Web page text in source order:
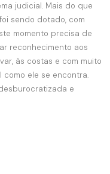
judicial. Mais do que
sendo dotado, com
momento precisa de
reconhecimento aos
às costas e com muito
como ele se encontra.
e